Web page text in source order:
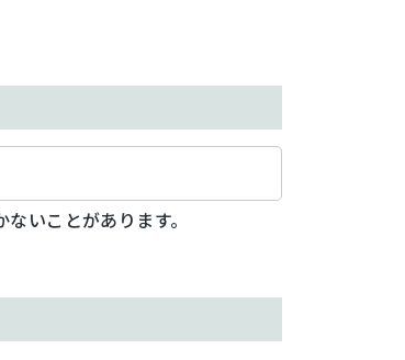
いことがあります。